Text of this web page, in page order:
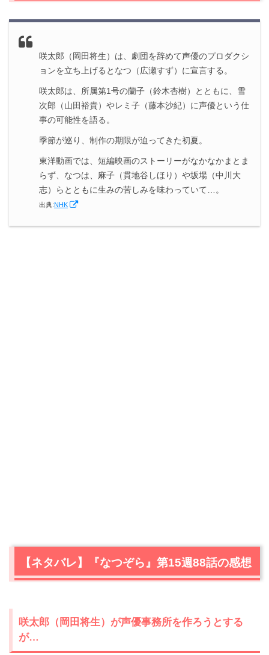
3.
咲太郎（岡田将生）は、劇団を辞めて声優のプロダクシ
ョンを立ち上げるとなつ（広瀬すず）に宣言する。
咲太郎は、所属第1号の蘭子（鈴木杏樹）とともに、雪
次郎（山田裕貴）やレミ子（藤本沙紀）に声優という仕
事の可能性を語る。
季節が巡り、制作の期限が迫ってきた初夏。
東洋動画では、短編映画のストーリーがなかなかまとま
らず、なつは、麻子（貫地谷しほり）や坂場（中川大
志）らとともに生みの苦しみを味わっていて…。
出典:NHK
【ネタバレ】『なつぞら』第15週88話の感想
咲太郎（岡田将生）が声優事務所を作ろうとする
が…